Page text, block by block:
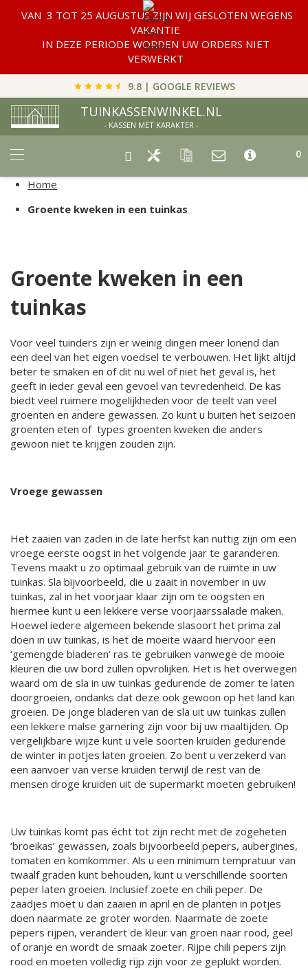
VAN 3 TOT 25 AUGUSTUS ZIJN WIJ GESLOTEN WEGENS
VAKANTIE
IN DEZE PERIODE WORDEN UW ORDERS NIET
VERWERKT
9.8 | GOOGLE REVIEWS
TUINKASSENWINKEL.NL
- KASSEN MET KARAKTER -
0
Home
Groente kweken in een tuinkas
Groente kweken in een
tuinkas
Voor veel tuinders zijn er weinig dingen meer lonend dan
een deel van het eigen voedsel te verbouwen. Het lijkt altijd
beter te smaken en of dit nu wel of niet het geval is, het
geeft in ieder geval een gevoel van tevredenheid. De kas
biedt veel ruimere mogelijkheden voor de teelt van veel
groenten en andere gewassen. Zo kunt u buiten het seizoen
groenten eten of types groenten kweken die anders
gewoon niet te krijgen zouden zijn.
Vroege gewassen
Het zaaien van zaden in de late herfst kan nuttig zijn om een
vroege eerste oogst in het volgende jaar te garanderen.
Tevens maakt u zo optimaal gebruik van de ruimte in uw
tuinkas. Sla bijvoorbeeld, die u zaait in november in uw
tuinkas, zal in het voorjaar klaar zijn om te oogsten en
hiermee kunt u een lekkere verse voorjaarssalade maken.
Hoewel iedere algemeen bekende slasoort het prima zal
doen in uw tuinkas, is het de moeite waard hiervoor een
‘gemengde bladeren’ ras te gebruiken vanwege de mooie
kleuren die uw bord zullen opvrolijken. Het is het overwegen
waard om de sla in uw tuinkas gedurende de zomer te laten
doorgroeien, ondanks dat deze ook gewoon op het land kan
groeien. De jonge bladeren van de sla uit uw tuinkas zullen
een lekkere malse garnering zijn voor bij uw maaltijden. Op
vergelijkbare wijze kunt u vele soorten kruiden gedurende
de winter in potjes laten groeien. Zo bent u verzekerd van
een aanvoer van verse kruiden terwijl de rest van de
mensen droge kruiden uit de supermarkt moeten gebruiken!
Uw tuinkas komt pas écht tot zijn recht met de zogeheten
‘broeikas’ gewassen, zoals bijvoorbeeld pepers, aubergines,
tomaten en komkommer. Als u een minimum tempratuur van
twaalf graden kunt behouden, kunt u verschillende soorten
peper laten groeien. Inclusief zoete en chili peper. De
zaadjes moet u dan zaaien in april en de planten in potjes
doen naarmate ze groter worden. Naarmate de zoete
pepers rijpen, verandert de kleur van groen naar rood, geel
of oranje en wordt de smaak zoeter. Rijpe chili pepers zijn
rood en moeten volledig rijp zijn voor ze geplukt worden.